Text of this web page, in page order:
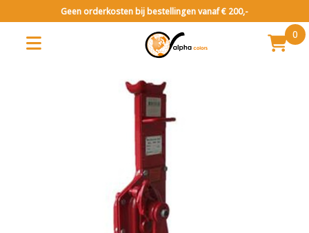
Geen orderkosten bij bestellingen vanaf € 200,-
0